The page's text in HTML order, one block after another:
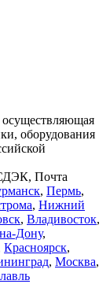
оборудования
Почта
, Пермь,
, Нижний
, Владивосток,
Дону,
Красноярск,
, Москва,